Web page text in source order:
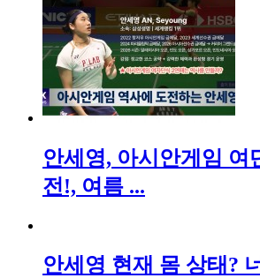
안세영, 아시안게임 여
전!, 여름 ...
안세영 현재 몸 상태?